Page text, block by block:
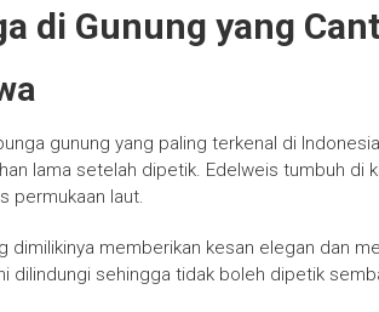
di Gunung yang
gunung yang paling terkenal di
lama setelah dipetik. Edelweis tumbuh di
permukaan laut.
dimilikinya memberikan kesan elegan dan
dilindungi sehingga tidak boleh dipetik